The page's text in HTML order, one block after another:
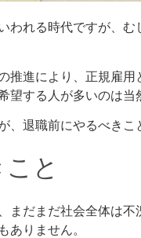
われる時代ですが、
推進により、正規雇
する人が多いのは当
退職前にやるべき
と
だまだ社会全体は
りません。